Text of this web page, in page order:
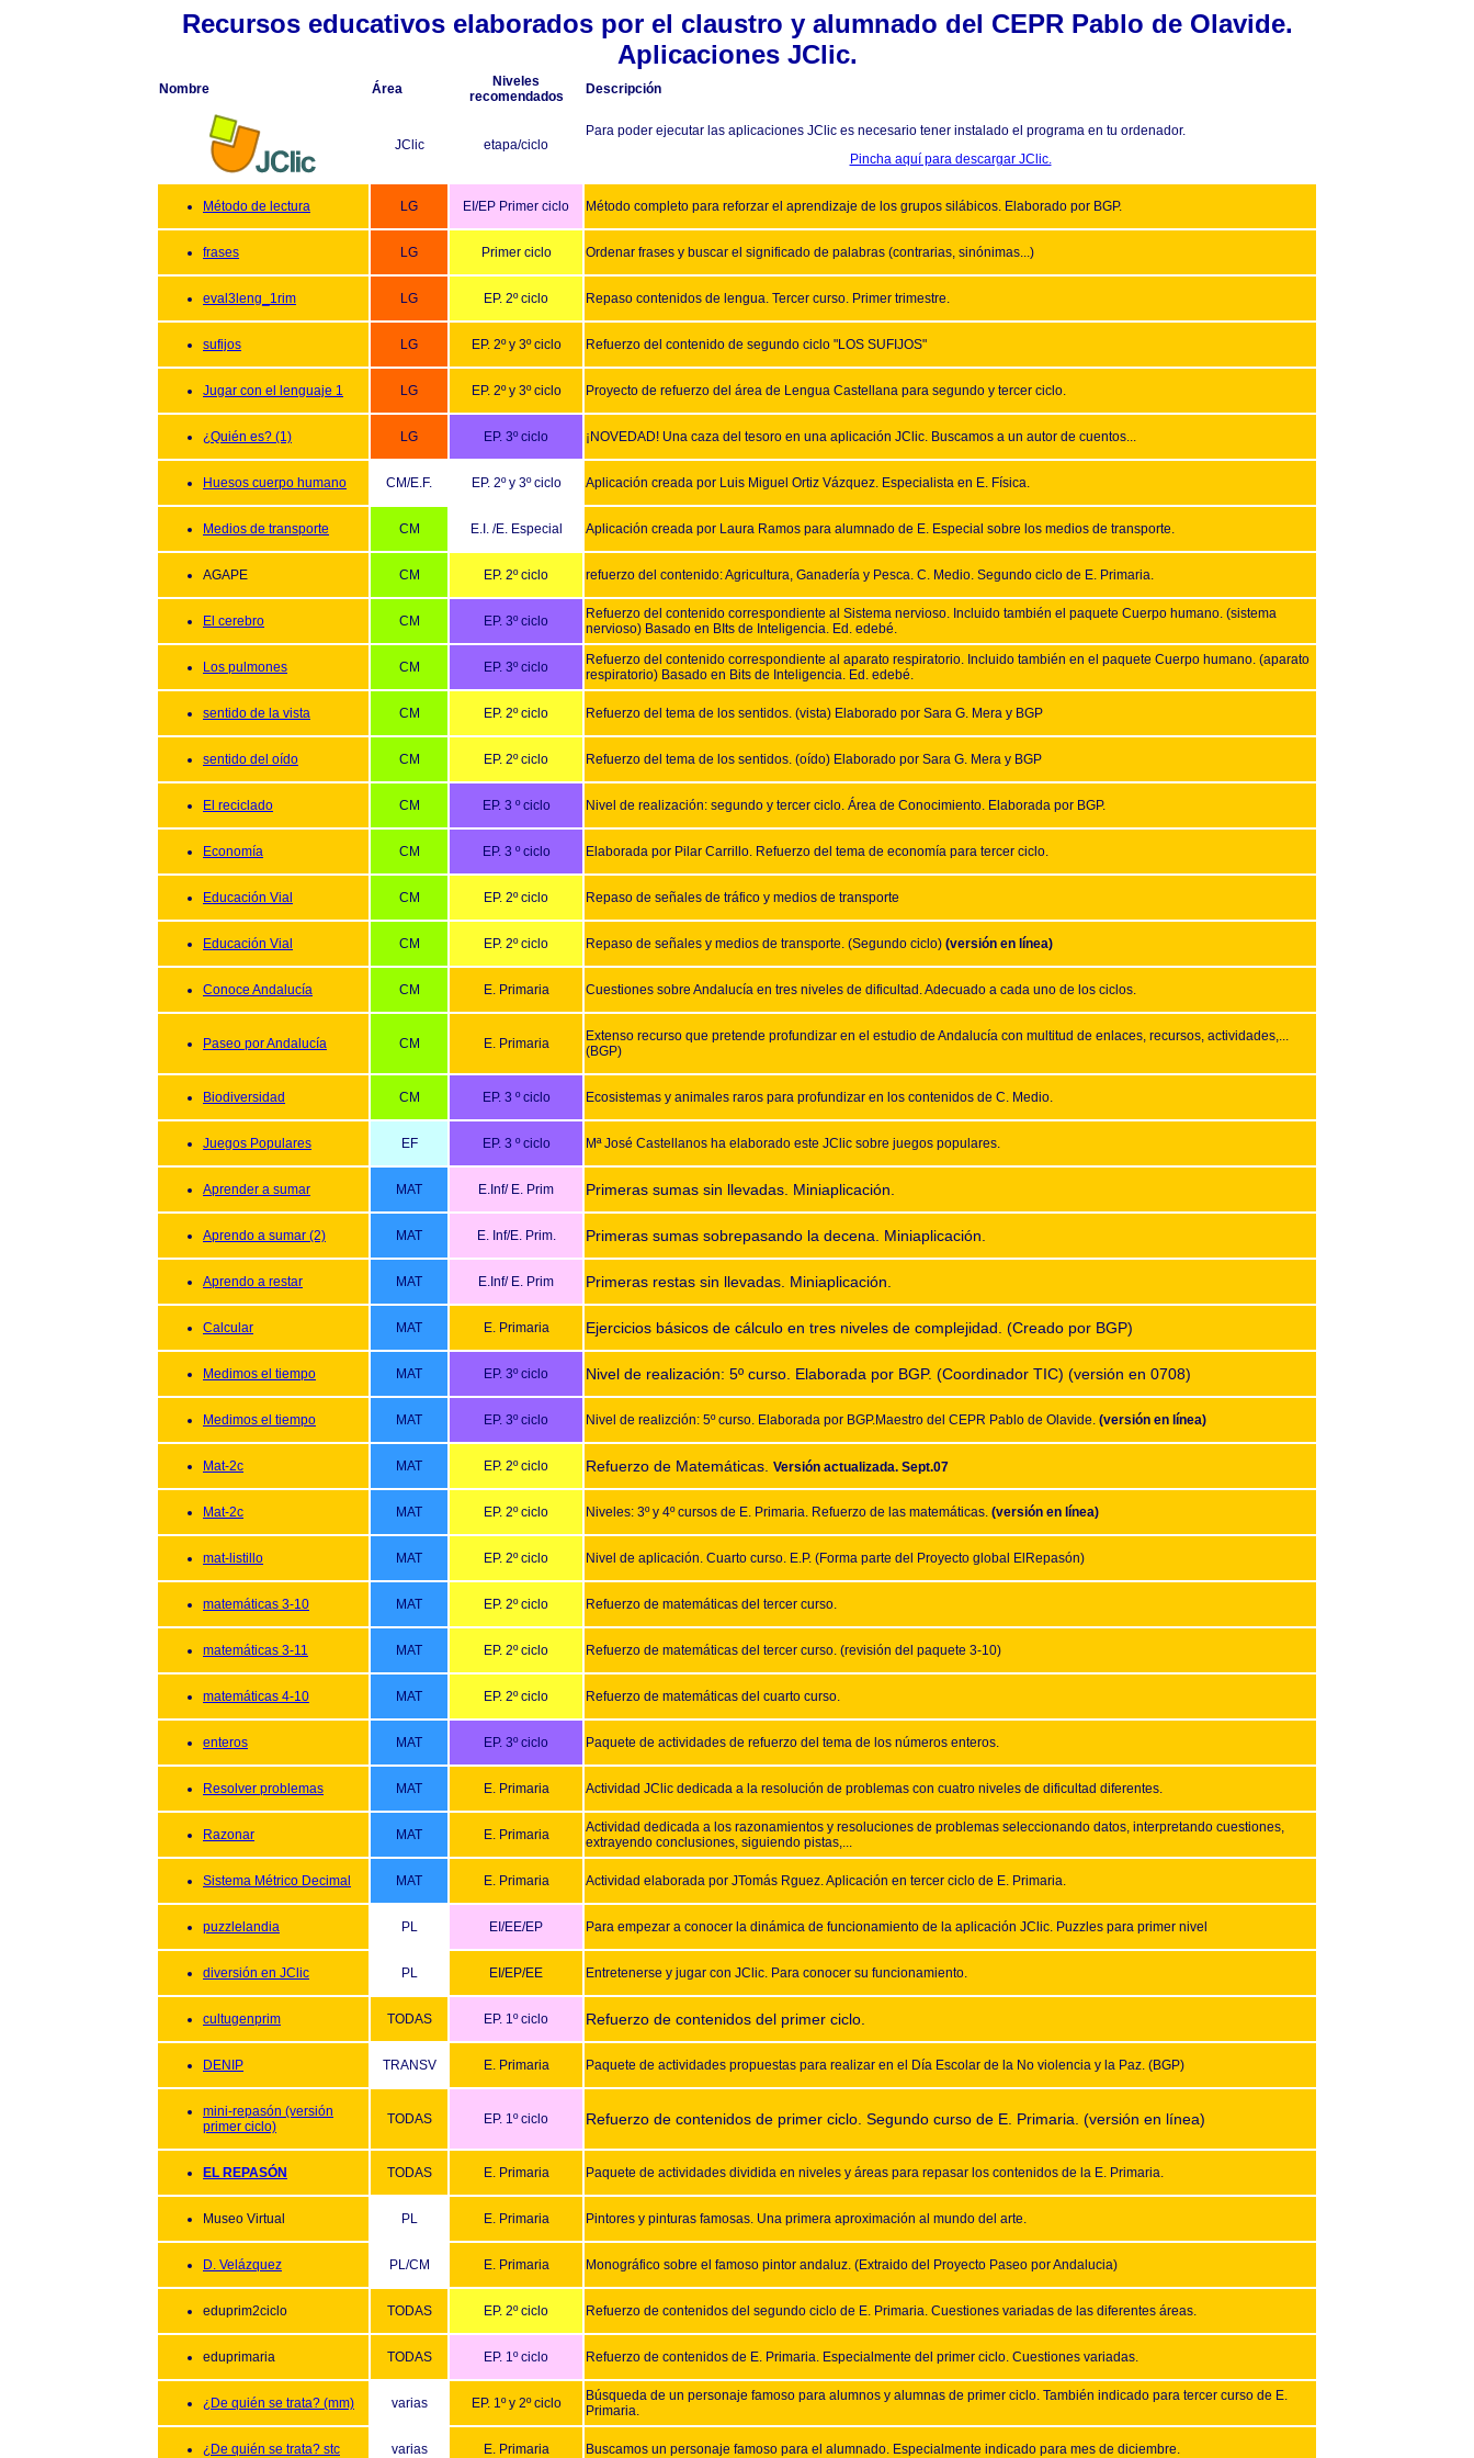
Recursos educativos elaborados por el claustro y alumnado del CEPR Pablo de Olavide.
Aplicaciones JClic.
Nombre Área
Niveles
recomendados
Descripción
JClic etapa/ciclo
Para poder ejecutar las aplicaciones JClic es necesario tener instalado el programa en tu ordenador.
Pincha aquí para descargar JClic.
Método de lectura LG EI/EP Primer ciclo Método completo para reforzar el aprendizaje de los grupos silábicos. Elaborado por BGP.
frases LG Primer ciclo Ordenar frases y buscar el significado de palabras (contrarias, sinónimas...)
eval3leng_1rim LG EP. 2º ciclo Repaso contenidos de lengua. Tercer curso. Primer trimestre.
sufijos LG EP. 2º y 3º ciclo Refuerzo del contenido de segundo ciclo "LOS SUFIJOS"
Jugar con el lenguaje 1 LG EP. 2º y 3º ciclo Proyecto de refuerzo del área de Lengua Castellana para segundo y tercer ciclo.
¿Quién es? (1) LG EP. 3º ciclo ¡NOVEDAD! Una caza del tesoro en una aplicación JClic. Buscamos a un autor de cuentos...
Huesos cuerpo humano CM/E.F. EP. 2º y 3º ciclo Aplicación creada por Luis Miguel Ortiz Vázquez. Especialista en E. Física.
Medios de transporte CM E.I. /E. Especial Aplicación creada por Laura Ramos para alumnado de E. Especial sobre los medios de transporte.
AGAPE CM EP. 2º ciclo refuerzo del contenido: Agricultura, Ganadería y Pesca. C. Medio. Segundo ciclo de E. Primaria.
El cerebro CM EP. 3º ciclo
Refuerzo del contenido correspondiente al Sistema nervioso. Incluido también el paquete Cuerpo humano. (sistema
nervioso) Basado en BIts de Inteligencia. Ed. edebé.
Los pulmones CM EP. 3º ciclo
Refuerzo del contenido correspondiente al aparato respiratorio. Incluido también en el paquete Cuerpo humano. (aparato
respiratorio) Basado en Bits de Inteligencia. Ed. edebé.
sentido de la vista CM EP. 2º ciclo Refuerzo del tema de los sentidos. (vista) Elaborado por Sara G. Mera y BGP
sentido del oído CM EP. 2º ciclo Refuerzo del tema de los sentidos. (oído) Elaborado por Sara G. Mera y BGP
El reciclado CM EP. 3 º ciclo Nivel de realización: segundo y tercer ciclo. Área de Conocimiento. Elaborada por BGP.
Economía CM EP. 3 º ciclo Elaborada por Pilar Carrillo. Refuerzo del tema de economía para tercer ciclo.
Educación Vial CM EP. 2º ciclo Repaso de señales de tráfico y medios de transporte
Educación Vial CM EP. 2º ciclo Repaso de señales y medios de transporte. (Segundo ciclo) (versión en línea)
Conoce Andalucía CM E. Primaria Cuestiones sobre Andalucía en tres niveles de dificultad. Adecuado a cada uno de los ciclos.
Paseo por Andalucía CM E. Primaria
Extenso recurso que pretende profundizar en el estudio de Andalucía con multitud de enlaces, recursos, actividades,...
(BGP)
Biodiversidad CM EP. 3 º ciclo Ecosistemas y animales raros para profundizar en los contenidos de C. Medio.
Juegos Populares EF EP. 3 º ciclo Mª José Castellanos ha elaborado este JClic sobre juegos populares.
Aprender a sumar MAT E.Inf/ E. Prim Primeras sumas sin llevadas. Miniaplicación.
Aprendo a sumar (2) MAT E. Inf/E. Prim. Primeras sumas sobrepasando la decena. Miniaplicación.
Aprendo a restar MAT E.Inf/ E. Prim Primeras restas sin llevadas. Miniaplicación.
Calcular MAT E. Primaria Ejercicios básicos de cálculo en tres niveles de complejidad. (Creado por BGP)
Medimos el tiempo MAT EP. 3º ciclo Nivel de realización: 5º curso. Elaborada por BGP. (Coordinador TIC) (versión en 0708)
Medimos el tiempo MAT EP. 3º ciclo Nivel de realizción: 5º curso. Elaborada por BGP.Maestro del CEPR Pablo de Olavide. (versión en línea)
Mat-2c MAT EP. 2º ciclo Refuerzo de Matemáticas. Versión actualizada. Sept.07
Mat-2c MAT EP. 2º ciclo Niveles: 3º y 4º cursos de E. Primaria. Refuerzo de las matemáticas. (versión en línea)
mat-listillo MAT EP. 2º ciclo Nivel de aplicación. Cuarto curso. E.P. (Forma parte del Proyecto global ElRepasón)
matemáticas 3-10 MAT EP. 2º ciclo Refuerzo de matemáticas del tercer curso.
matemáticas 3-11 MAT EP. 2º ciclo Refuerzo de matemáticas del tercer curso. (revisión del paquete 3-10)
matemáticas 4-10 MAT EP. 2º ciclo Refuerzo de matemáticas del cuarto curso.
enteros MAT EP. 3º ciclo Paquete de actividades de refuerzo del tema de los números enteros.
Resolver problemas MAT E. Primaria Actividad JClic dedicada a la resolución de problemas con cuatro niveles de dificultad diferentes.
Razonar MAT E. Primaria
Actividad dedicada a los razonamientos y resoluciones de problemas seleccionando datos, interpretando cuestiones,
extrayendo conclusiones, siguiendo pistas,...
Sistema Métrico Decimal MAT E. Primaria Actividad elaborada por JTomás Rguez. Aplicación en tercer ciclo de E. Primaria.
puzzlelandia PL EI/EE/EP Para empezar a conocer la dinámica de funcionamiento de la aplicación JClic. Puzzles para primer nivel
diversión en JClic PL EI/EP/EE Entretenerse y jugar con JClic. Para conocer su funcionamiento.
cultugenprim TODAS EP. 1º ciclo Refuerzo de contenidos del primer ciclo.
DENIP TRANSV E. Primaria Paquete de actividades propuestas para realizar en el Día Escolar de la No violencia y la Paz. (BGP)
mini-repasón (versión
primer ciclo)
TODAS EP. 1º ciclo Refuerzo de contenidos de primer ciclo. Segundo curso de E. Primaria. (versión en línea)
EL REPASÓN TODAS E. Primaria Paquete de actividades dividida en niveles y áreas para repasar los contenidos de la E. Primaria.
Museo Virtual PL E. Primaria Pintores y pinturas famosas. Una primera aproximación al mundo del arte.
D. Velázquez PL/CM E. Primaria Monográfico sobre el famoso pintor andaluz. (Extraido del Proyecto Paseo por Andalucia)
eduprim2ciclo TODAS EP. 2º ciclo Refuerzo de contenidos del segundo ciclo de E. Primaria. Cuestiones variadas de las diferentes áreas.
eduprimaria TODAS EP. 1º ciclo Refuerzo de contenidos de E. Primaria. Especialmente del primer ciclo. Cuestiones variadas.
¿De quién se trata? (mm) varias EP. 1º y 2º ciclo
Búsqueda de un personaje famoso para alumnos y alumnas de primer ciclo. También indicado para tercer curso de E.
Primaria.
¿De quién se trata? stc varias E. Primaria Buscamos un personaje famoso para el alumnado. Especialmente indicado para mes de diciembre.